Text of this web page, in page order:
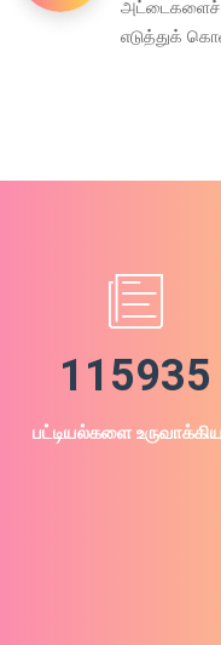
அட்டைகளைச்
எடுத்துக்
115935
பட்டியல்களை